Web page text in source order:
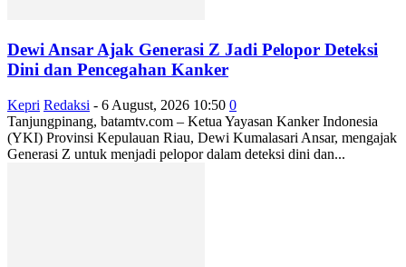
Dewi Ansar Ajak Generasi Z Jadi Pelopor Deteksi
Dini dan Pencegahan Kanker
Kepri Redaksi - 6 August, 2026 10:50 0
Tanjungpinang, batamtv.com – Ketua Yayasan Kanker Indonesia
(YKI) Provinsi Kepulauan Riau, Dewi Kumalasari Ansar, mengajak
Generasi Z untuk menjadi pelopor dalam deteksi dini dan...